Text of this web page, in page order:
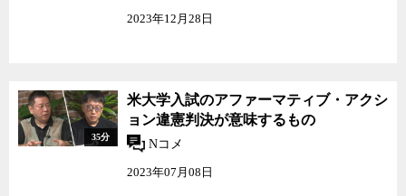
た。最後に予定されていたテレ朝の質問を割愛しての、唐突な終了
て踏み込まないことにしよう。踏み込むのさえ恥ずかしいような内
容であると同時に、そもそも首相が質問の意味を理解していないこ
とも明らかだからだ。
そもそも報道機関が主催対象に対して事前に質問項目を提出する
2023年12月28日
35分
米大学入試のアファーマティブ・アクシ
ョン違憲判決が意味するもの
Nコメ
2023年07月08日